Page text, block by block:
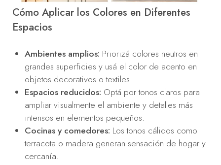
Cómo Aplicar los Colores en Diferentes
Espacios
Ambientes amplios: Priorizá colores neutros en
grandes superficies y usá el color de acento en
objetos decorativos o textiles.
Espacios reducidos: Optá por tonos claros para
ampliar visualmente el ambiente y detalles más
intensos en elementos pequeños.
Cocinas y comedores: Los tonos cálidos como
terracota o madera generan sensación de hogar y
cercanía.